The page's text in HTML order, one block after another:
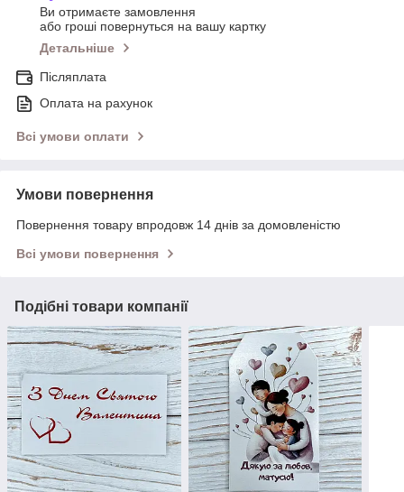
Ви отримаєте замовлення
або гроші повернуться на вашу картку
Детальніше
Післяплата
Оплата на рахунок
Всі умови оплати
Умови повернення
Повернення товару впродовж 14 днів за домовленістю
Всі умови повернення
Подібні товари компанії